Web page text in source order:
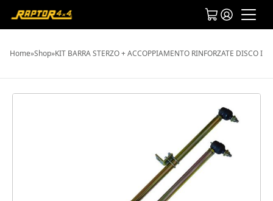
Home»Shop»KIT BARRA STERZO + ACCOPPIAMENTO RINFORZATE DISCO I